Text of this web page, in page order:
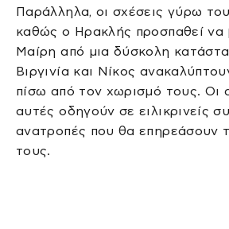
Παράλληλα, οι σχέσεις γύρω του
καθώς ο Ηρακλής προσπαθεί να
Μαίρη από μια δύσκολη
Βιργινία και Νίκος
πίσω από τον χωρισμό τους. Οι
αυτές οδηγούν σε ειλικρινείς
ανατροπές που θα επηρεάσουν
τους.